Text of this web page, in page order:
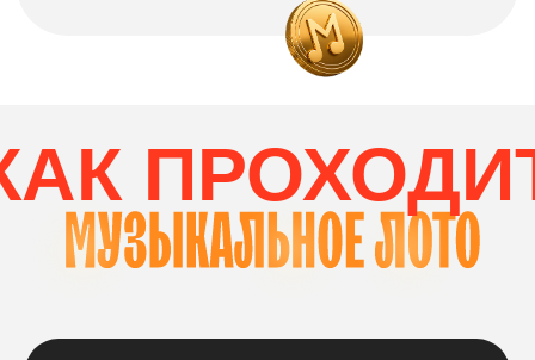
Вам нужно выбрать столик
на необходимое количество участников:
ВЫБОР